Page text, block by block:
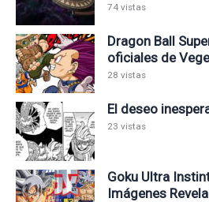
74 vistas
Dragon Ball
oficiales de
28 vistas
El deseo
23 vistas
Goku Ultra
Imágenes